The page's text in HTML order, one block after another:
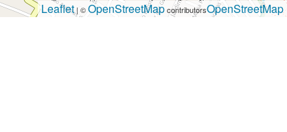
Leaflet| ©OpenStreetMapcontributorsOpenStreetMap